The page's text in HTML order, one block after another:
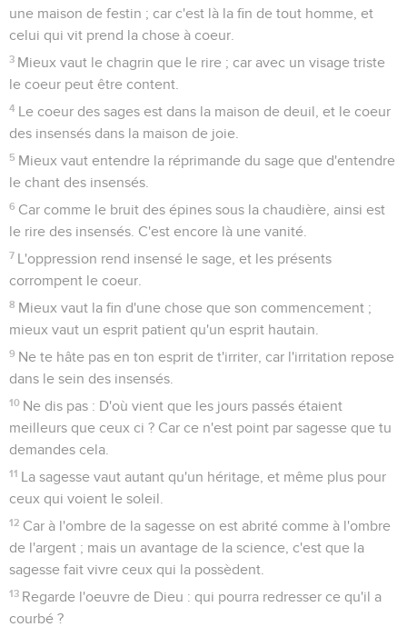
une maison de festin ; car c'est là la fin de tout homme, et
celui qui vit prend la chose à coeur.
3 Mieux vaut le chagrin que le rire ; car avec un visage triste
le coeur peut être content.
4 Le coeur des sages est dans la maison de deuil, et le coeur
des insensés dans la maison de joie.
5 Mieux vaut entendre la réprimande du sage que d'entendre
le chant des insensés.
6 Car comme le bruit des épines sous la chaudière, ainsi est
le rire des insensés. C'est encore là une vanité.
7 L'oppression rend insensé le sage, et les présents
corrompent le coeur.
8 Mieux vaut la fin d'une chose que son commencement ;
mieux vaut un esprit patient qu'un esprit hautain.
9 Ne te hâte pas en ton esprit de t'irriter, car l'irritation repose
dans le sein des insensés.
10 Ne dis pas : D'où vient que les jours passés étaient
meilleurs que ceux ci ? Car ce n'est point par sagesse que tu
demandes cela.
11 La sagesse vaut autant qu'un héritage, et même plus pour
ceux qui voient le soleil.
12 Car à l'ombre de la sagesse on est abrité comme à l'ombre
de l'argent ; mais un avantage de la science, c'est que la
sagesse fait vivre ceux qui la possèdent.
13 Regarde l'oeuvre de Dieu : qui pourra redresser ce qu'il a
courbé ?